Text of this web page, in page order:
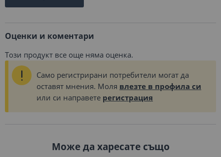
Оценки и коментари
Този продукт все още няма оценка.
Само регистрирани потребители могат да
оставят мнения. Моля влезте в профила си
или си направете регистрация
Може да харесате също